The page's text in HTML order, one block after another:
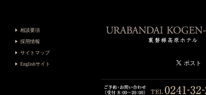
相談要項
採用情報
サイトマップ
Englishサイト